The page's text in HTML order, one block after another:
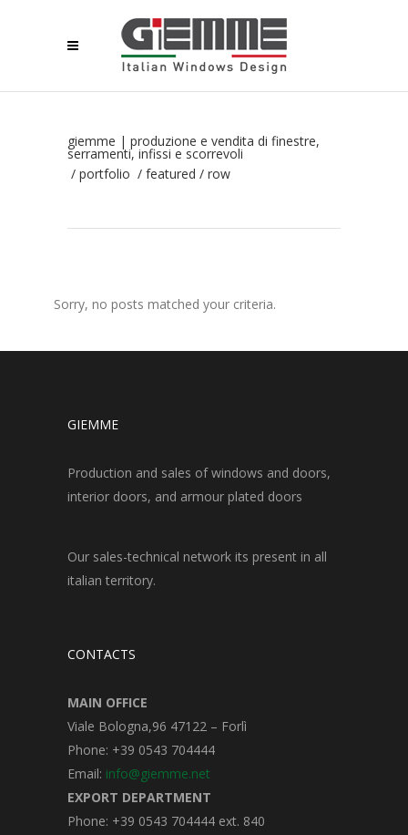
giemme | produzione e vendita di finestre,
serramenti, infissi e scorrevoli
/ portfolio / featured / row
Sorry, no posts matched your criteria.
GIEMME
Production and sales of windows and doors,
interior doors, and armour plated doors
Our sales-technical network its present in all
italian territory.
CONTACTS
MAIN OFFICE
Viale Bologna,96 47122 – Forlì
Phone: +39 0543 704444
Email: info@giemme.net
EXPORT DEPARTMENT
Phone: +39 0543 704444 ext. 840